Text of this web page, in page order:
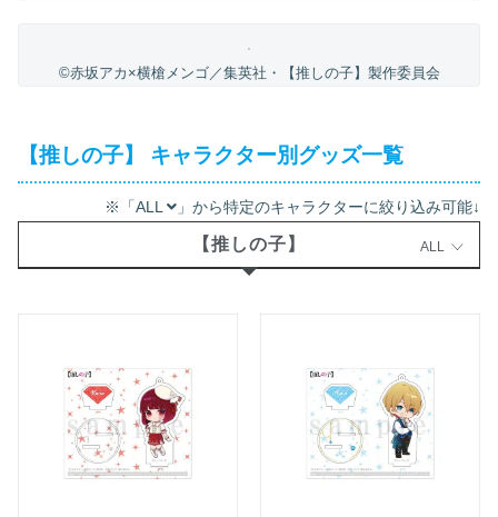
©赤坂アカ×横槍メンゴ／集英社・【推しの子】製作委員会
【推しの子】 キャラクター別グッズ一覧
※「ALL 」から特定のキャラクターに絞り込み可能↓
【推しの子】 ALL